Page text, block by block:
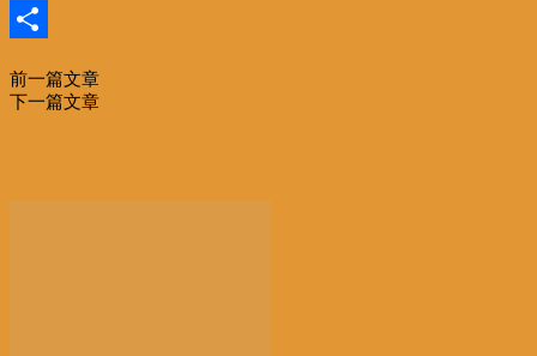
Email
享
前一篇文章
下一篇文章